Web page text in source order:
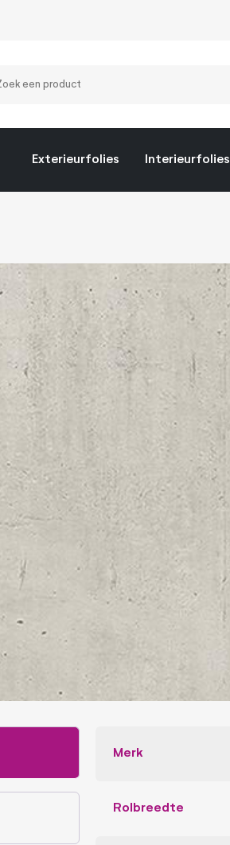
Exterieurfolies Interieurfolies
Merk
Rolbreedte